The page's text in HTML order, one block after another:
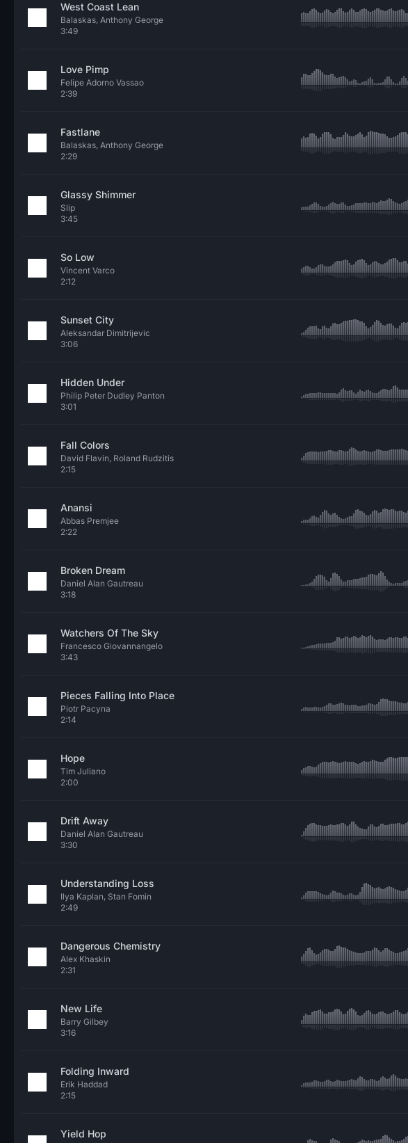
West Coast Lean
Balaskas, Anthony George
3:49
Love Pimp
Felipe Adorno Vassao
2:39
Fastlane
Balaskas, Anthony George
2:29
Glassy Shimmer
Slip
3:45
So Low
Vincent Varco
2:12
Sunset City
Aleksandar Dimitrijevic
3:06
Hidden Under
Philip Peter Dudley Panton
3:01
Fall Colors
David Flavin, Roland Rudzitis
2:15
Anansi
Abbas Premjee
2:22
Broken Dream
Daniel Alan Gautreau
3:18
Watchers Of The Sky
Francesco Giovannangelo
3:43
Pieces Falling Into Place
Piotr Pacyna
2:14
Hope
Tim Juliano
2:00
Drift Away
Daniel Alan Gautreau
3:30
Understanding Loss
Ilya Kaplan, Stan Fomin
2:49
Dangerous Chemistry
Alex Khaskin
2:31
New Life
Barry Gilbey
3:16
Folding Inward
Erik Haddad
2:15
Yield Hop